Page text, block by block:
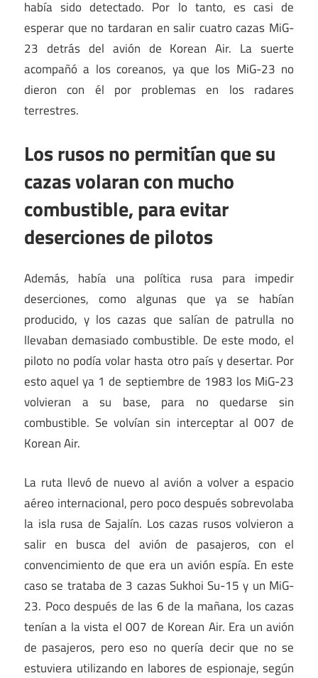
había sido detectado. Por lo tanto, es casi de
esperar que no tardaran en salir cuatro cazas MiG-
23 detrás del avión de Korean Air. La suerte
acompañó a los coreanos, ya que los MiG-23 no
dieron con él por problemas en los radares
terrestres.
Los rusos no permitían que su
cazas volaran con mucho
combustible, para evitar
deserciones de pilotos
Además, había una política rusa para impedir
deserciones, como algunas que ya se habían
producido, y los cazas que salían de patrulla no
llevaban demasiado combustible. De este modo, el
piloto no podía volar hasta otro país y desertar. Por
esto aquel ya 1 de septiembre de 1983 los MiG-23
volvieran a su base, para no quedarse sin
combustible. Se volvían sin interceptar al 007 de
Korean Air.
La ruta llevó de nuevo al avión a volver a espacio
aéreo internacional, pero poco después sobrevolaba
la isla rusa de Sajalín. Los cazas rusos volvieron a
salir en busca del avión de pasajeros, con el
convencimiento de que era un avión espía. En este
caso se trataba de 3 cazas Sukhoi Su-15 y un MiG-
23. Poco después de las 6 de la mañana, los cazas
tenían a la vista el 007 de Korean Air. Era un avión
de pasajeros, pero eso no quería decir que no se
estuviera utilizando en labores de espionaje, según